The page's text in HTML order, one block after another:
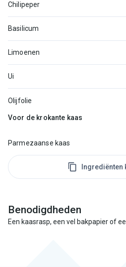
Chilipeper
Basilicum
Limoenen
Ui
Olijfolie
Voor de krokante kaas
Parmezaanse kaas
Ingrediënten
Benodigdheden
Een kaasrasp, een vel bakpapier of